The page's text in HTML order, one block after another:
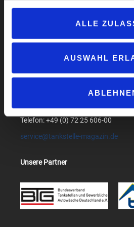
ALLE
AUSWAHL
AGB
medialog GmbH & Co. KG
Telefon: +49 (0) 72 25 606-00
service@tankstelle-magazin.de
Unsere Partner